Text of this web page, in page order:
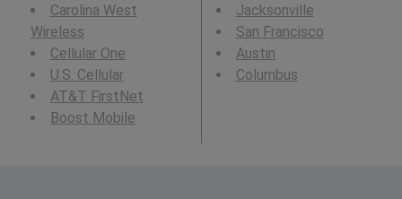
Carolina West
Wireless
Cellular One
U.S. Cellular
AT&T FirstNet
Boost Mobile
Jacksonville
San Francisco
Austin
Columbus